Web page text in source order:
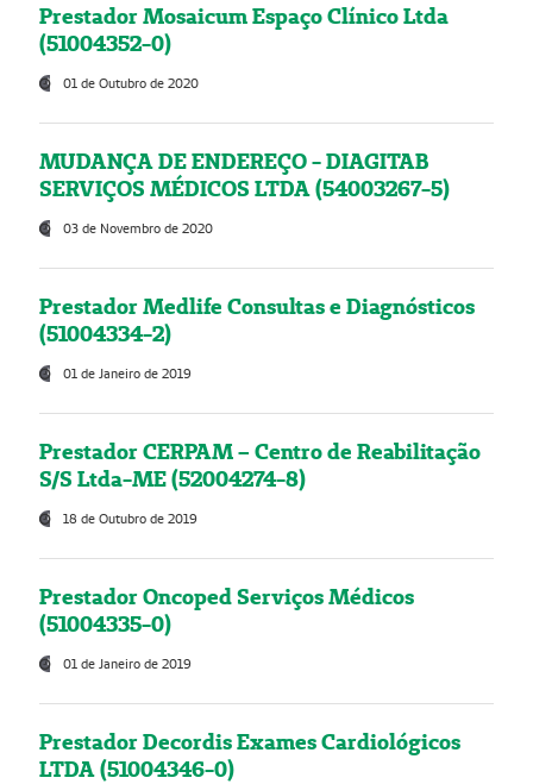
Prestador Mosaicum Espaço Clínico Ltda
(51004352-0)
01 de Outubro de 2020
MUDANÇA DE ENDEREÇO - DIAGITAB
SERVIÇOS MÉDICOS LTDA (54003267-5)
03 de Novembro de 2020
Prestador Medlife Consultas e Diagnósticos
(51004334-2)
01 de Janeiro de 2019
Prestador CERPAM – Centro de Reabilitação
S/S Ltda-ME (52004274-8)
18 de Outubro de 2019
Prestador Oncoped Serviços Médicos
(51004335-0)
01 de Janeiro de 2019
Prestador Decordis Exames Cardiológicos
LTDA (51004346-0)